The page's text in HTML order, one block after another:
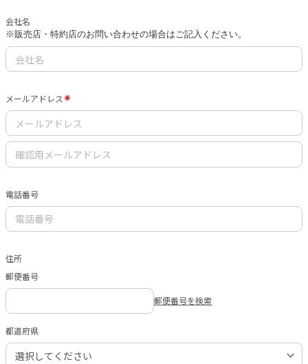
会社名
※販売店・特約店のお問い合わせの場合はご記入ください。
メールアドレス
電話番号
住所
郵便番号
郵便番号を検索
都道府県